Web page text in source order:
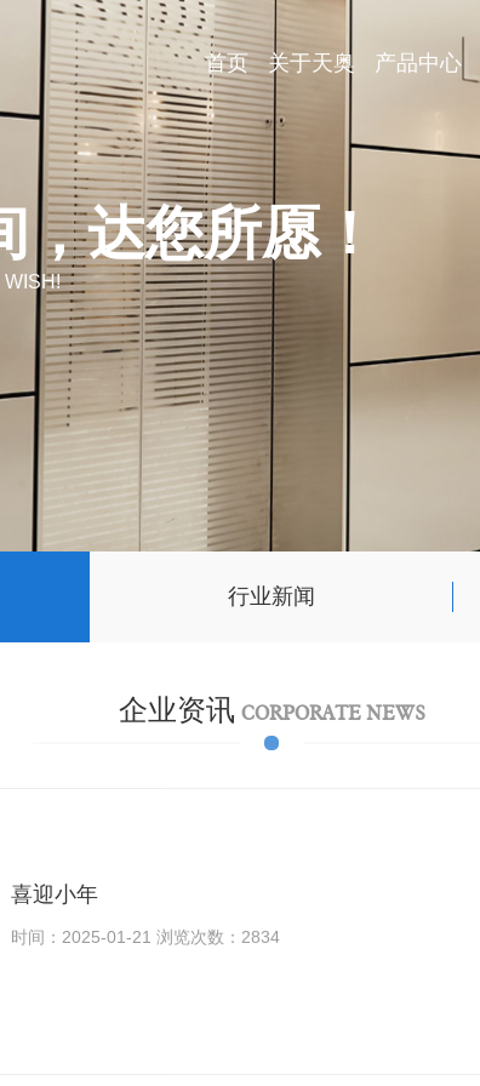
首页 关于天奥 产品中心
达您所愿！
WISH!
行业新闻
企业资讯 CORPORATE NEWS
喜迎小年
时间：2025-01-21 浏览次数：2834